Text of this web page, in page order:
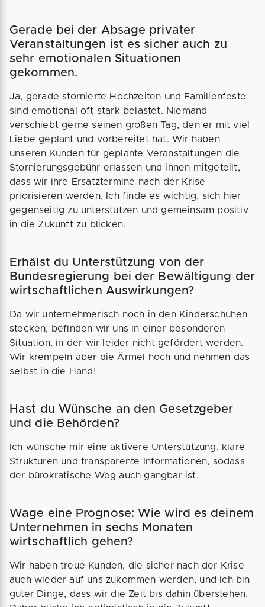
Gerade bei der Absage privater
Veranstaltungen ist es sicher auch zu
sehr emotionalen Situationen
gekommen.
Ja, gerade stornierte Hochzeiten und Familienfeste
sind emotional oft stark belastet. Niemand
verschiebt gerne seinen großen Tag, den er mit viel
Liebe geplant und vorbereitet hat. Wir haben
unseren Kunden für geplante Veranstaltungen die
Stornierungsgebühr erlassen und ihnen mitgeteilt,
dass wir ihre Ersatztermine nach der Krise
priorisieren werden. Ich finde es wichtig, sich hier
gegenseitig zu unterstützen und gemeinsam positiv
in die Zukunft zu blicken.
Erhälst du Unterstützung von der
Bundesregierung bei der Bewältigung der
wirtschaftlichen Auswirkungen?
Da wir unternehmerisch noch in den Kinderschuhen
stecken, befinden wir uns in einer besonderen
Situation, in der wir leider nicht gefördert werden.
Wir krempeln aber die Ärmel hoch und nehmen das
selbst in die Hand!
Hast du Wünsche an den Gesetzgeber
und die Behörden?
Ich wünsche mir eine aktivere Unterstützung, klare
Strukturen und transparente Informationen, sodass
der bürokratische Weg auch gangbar ist.
Wage eine Prognose: Wie wird es deinem
Unternehmen in sechs Monaten
wirtschaftlich gehen?
Wir haben treue Kunden, die sicher nach der Krise
auch wieder auf uns zukommen werden, und ich bin
guter Dinge, dass wir die Zeit bis dahin überstehen.